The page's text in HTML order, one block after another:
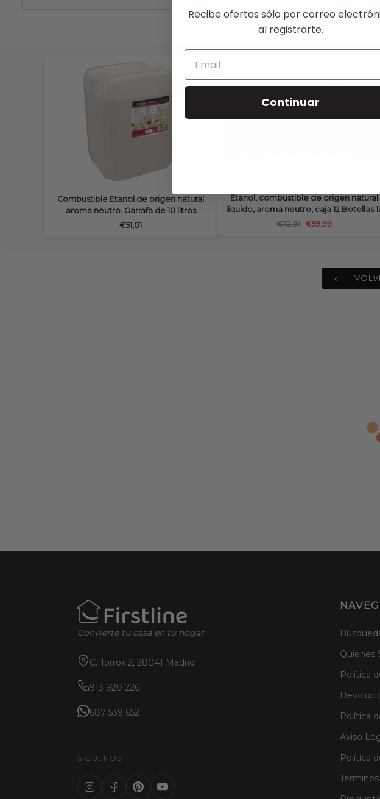
Combustible Etanol de origen natural
aroma neutro. Garrafa de 10 litros
€51,01
Etanol, combustible de origen natural
líquido, aroma neutro, caja 12 Botellas
€72,91 €59,99
Convierte tu casa en tu hogar
C. Torrox 2, 28041 Madrid
913 920 226
687 539 652
SÍGUENOS
Quienes
Política
Política
Aviso
Política
Recibe ofertas sólo por correo
al registrarte.
Continuar